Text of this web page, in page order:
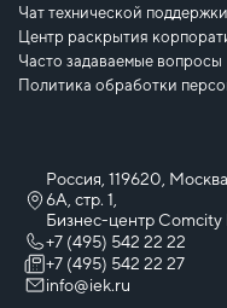
Чат технической поддержки
Центр раскрытия
Часто задаваемые вопросы
Политика обработки
Россия, 119620,
6А, стр. 1,
Бизнес-центр Comcity
+7 (495) 542 22 22
+7 (495) 542 22 27
info@iek.ru